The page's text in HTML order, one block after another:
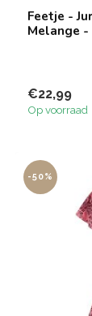
Feetje -
Melange
€22,99
Op voorraad
-50%